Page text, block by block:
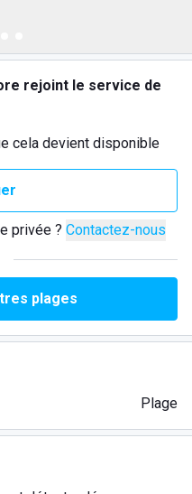
rejoint le service de
cela devient disponible
privée ? Contactez-nous
plages
Plage